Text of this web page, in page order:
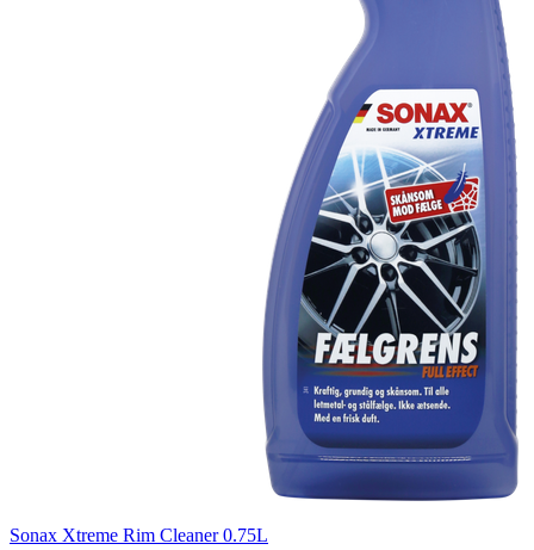
Sonax Xtreme Rim Cleaner 0.75L